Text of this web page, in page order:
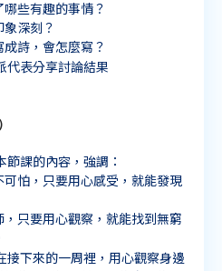
些有趣的事情？
深刻？
詩，會怎麼寫？
代表分享討論結果
節課的內容，強調：
可怕，只要用心感受，就能發現
，只要用心觀察，就能找到無窮
接下來的一周裡，用心觀察身邊